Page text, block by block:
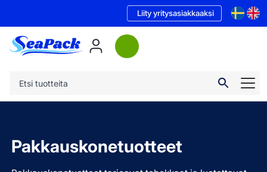
Liity yritysasiakkaaksi
Pakkauskone­tuotteet